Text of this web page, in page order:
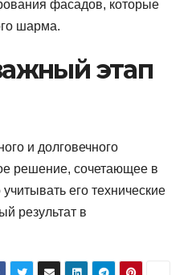
фасадов, которые
шарма.
этап
и долговечного
решение, сочетающее в
его технические
результат в